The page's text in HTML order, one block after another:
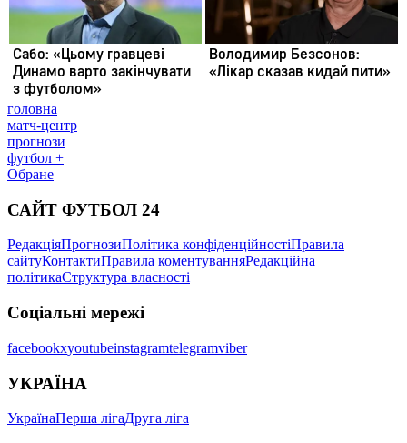
головна
матч-центр
прогнози
футбол +
Обране
САЙТ ФУТБОЛ 24
РедакціяПрогнозиПолітика конфіденційностіПравила
сайтуКонтактиПравила коментуванняРедакційна
політикаСтруктура власності
Соціальні мережі
facebookxyoutubeinstagramtelegramviber
УКРАЇНА
УкраїнаПерша лігаДруга ліга